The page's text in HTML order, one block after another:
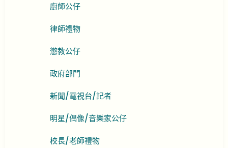
廚師公仔
律師禮物
懲教公仔
政府部門
新聞/電視台/記者
明星/偶像/音樂家公仔
校長/老師禮物